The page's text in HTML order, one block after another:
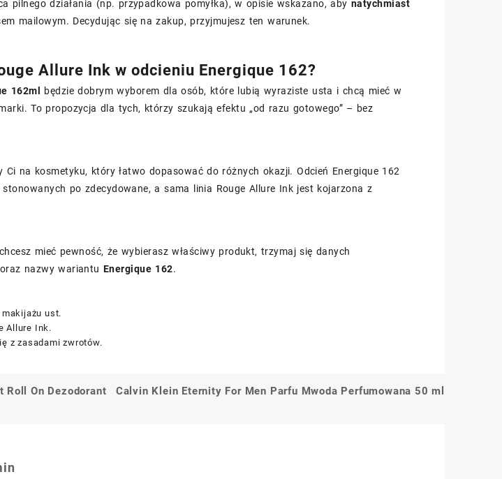
pilnego działania (np. przypadkowa pomyłka), w opisie wskazano, aby natychmiast
mailowym. Decydując się na zakup, przyjmujesz ten warunek.
Allure Ink w odcieniu Energique 162?
162ml będzie dobrym wyborem dla osób, które lubią wyraziste usta i chcą mieć w
To propozycja dla tych, którzy szukają efektu „od razu gotowego” – bez
Ci na kosmetyku, który łatwo dopasować do różnych okazji. Odcień Energique 162
po zdecydowane, a sama linia Rouge Allure Ink jest kojarzona z
mieć pewność, że wybierasz właściwy produkt, trzymaj się danych
oraz nazwy wariantu Energique 162.
ust.
Allure Ink.
z zasadami zwrotów.
Roll On Dezodorant
Calvin Klein Eternity For Men Parfu Mwoda Perfumowana 50 ml